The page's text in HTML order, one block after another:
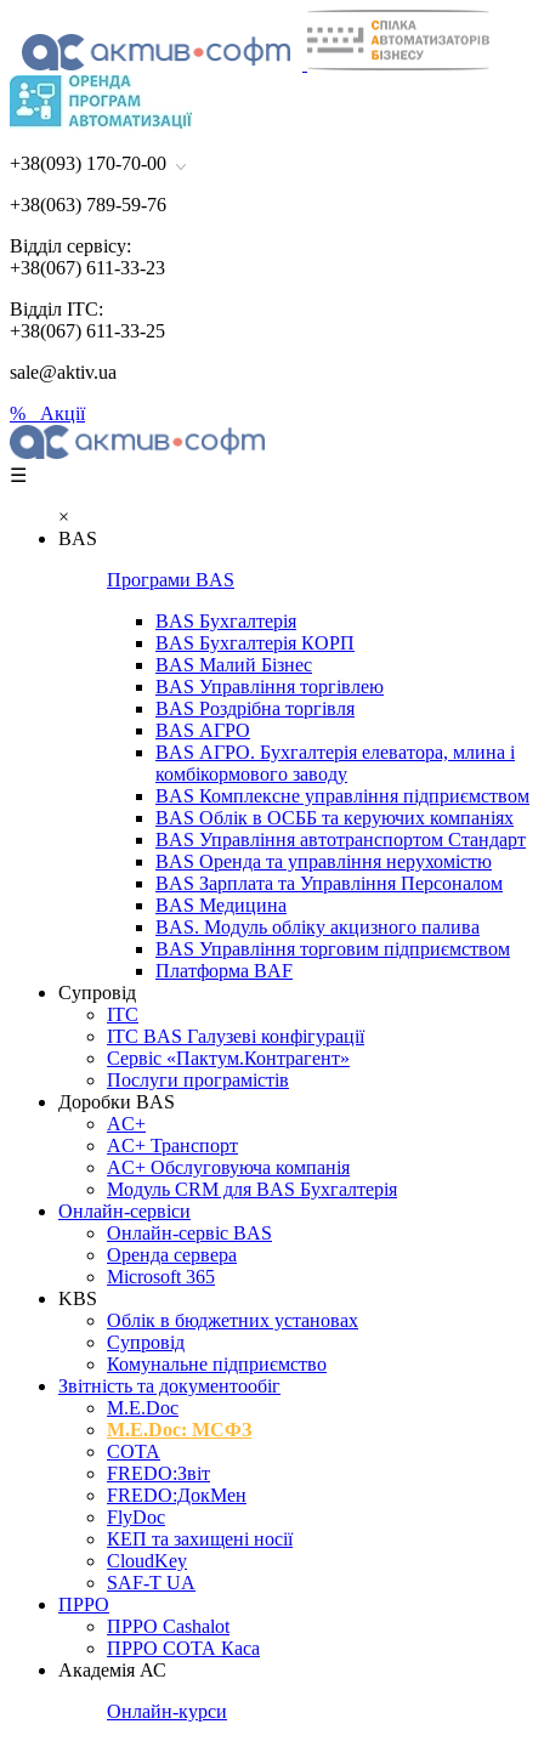
+38(093) 170-70-00
+38(063) 789-59-76
Відділ сервісу:
+38(067) 611-33-23
Відділ ІТС:
+38(067) 611-33-25
sale@aktiv.ua
% Акції
☰
×
BAS
Програми BAS
BAS Бухгалтерія
BAS Бухгалтерія КОРП
BAS Малий Бізнес
BAS Управління торгівлею
BAS Роздрібна торгівля
BAS АГРО
BAS АГРО. Бухгалтерія елеватора, млина і
комбікормового заводу
BAS Комплексне управління підприємством
BAS Облік в ОСББ та керуючих компаніях
BAS Управління автотранспортом Стандарт
BAS Оренда та управління нерухомістю
BAS Зарплата та Управління Персоналом
BAS Медицина
BAS. Модуль обліку акцизного палива
BAS Управління торговим підприємством
Платформа BAF
Супровід
ІТС
ІТС BAS Галузеві конфігурації
Сервіс «Пактум.Контрагент»
Послуги програмістів
Доробки BAS
AC+
AC+ Транспорт
AC+ Обслуговуюча компанія
Модуль CRM для BAS Бухгалтерія
Онлайн-сервіси
Онлайн-сервіс BAS
Оренда сервера
Microsoft 365
KBS
Облік в бюджетних установах
Супровід
Комунальне підприємство
Звітність та документообіг
M.Е.Doc
M.E.Doc: МСФЗ
СОТА
FREDO:Звіт
FREDO:ДокМен
FlyDoc
КЕП та захищені носії
CloudKey
SAF-T UA
ПРРО
ПРРО Cashalot
ПРРО СОТА Каса
Академія АС
Онлайн-курси